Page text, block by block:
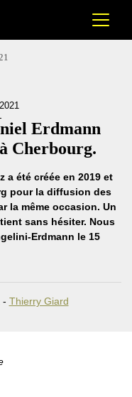
Erdmann
Cherbourg.
a été créée en 2019 et
pour la diffusion des
la même occasion. Un
sans hésiter. Nous
Erdmann le 15
- Thierry Giard